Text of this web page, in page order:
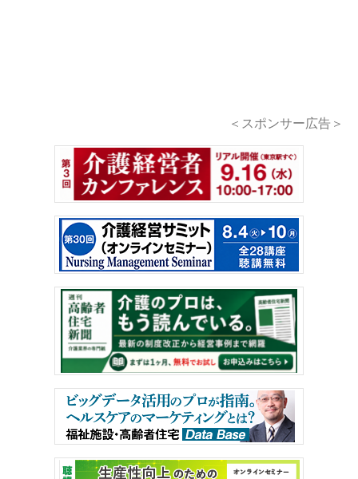
＜スポンサー広告＞